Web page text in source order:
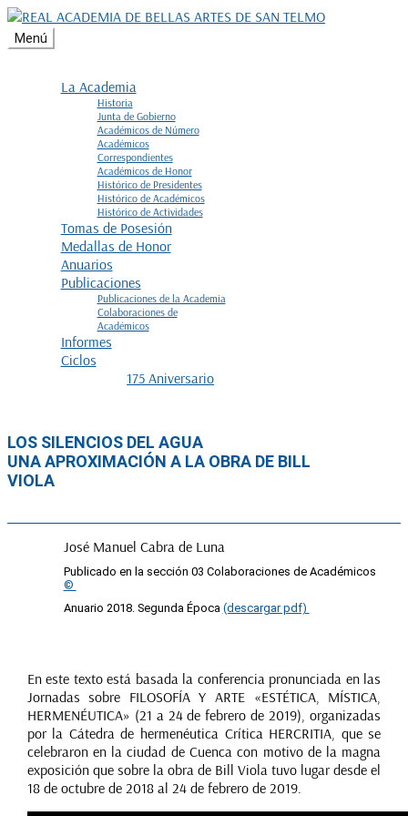
Ir
al
contenido
Menú
La Academia
Historia
Junta de Gobierno
Académicos de Número
Académicos
Correspondientes
Académicos de Honor
Histórico de Presidentes
Histórico de Académicos
Histórico de Actividades
Tomas de Posesión
Medallas de Honor
Anuarios
Publicaciones
Publicaciones de la Academia
Colaboraciones de
Académicos
Informes
Ciclos
175 Aniversario
LOS SILENCIOS DEL AGUA
UNA APROXIMACIÓN A LA OBRA DE BILL
VIOLA
José Manuel Cabra de Luna
Publicado en la sección 03 Colaboraciones de Académicos
©
Anuario 2018. Segunda Época (descargar pdf)
En este texto está basada la conferencia pronunciada en las
Jornadas sobre FILOSOFÍA Y ARTE «ESTÉTICA, MÍSTICA,
HERMENÉUTICA» (21 a 24 de febrero de 2019), organizadas
por la Cátedra de hermenéutica Crítica HERCRITIA, que se
celebraron en la ciudad de Cuenca con motivo de la magna
exposición que sobre la obra de Bill Viola tuvo lugar desde el
18 de octubre de 2018 al 24 de febrero de 2019.
Navegación
entradas